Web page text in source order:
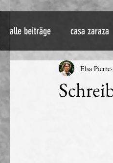
alle beiträge casa zaraza
Elsa Pierre